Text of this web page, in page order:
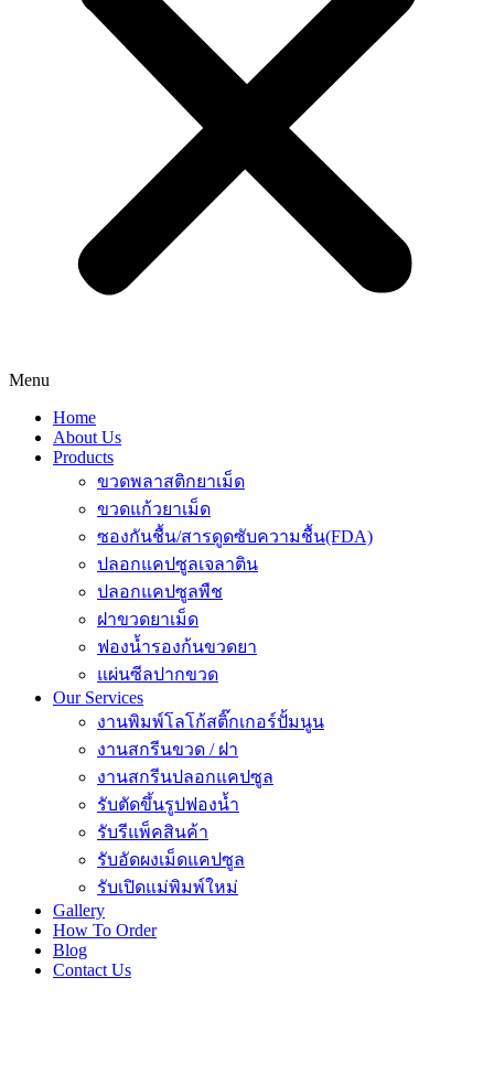
Menu
Home
About Us
Products
ขวดพลาสติกยาเม็ด
ขวดแก้วยาเม็ด
ซองกันชื้น/สารดูดซับความชื้น(FDA)
ปลอกแคปซูลเจลาติน
ปลอกแคปซูลพืช
ฝาขวดยาเม็ด
ฟองน้ำรองก้นขวดยา
แผ่นซีลปากขวด
Our Services
งานพิมพ์โลโก้สติ๊กเกอร์ปั้มนูน
งานสกรีนขวด / ฝา
งานสกรีนปลอกแคปซูล
รับตัดขึ้นรูปฟองน้ำ
รับรีแพ็คสินค้า
รับอัดผงเม็ดแคปซูล
รับเปิดแม่พิมพ์ใหม่
Gallery
How To Order
Blog
Contact Us